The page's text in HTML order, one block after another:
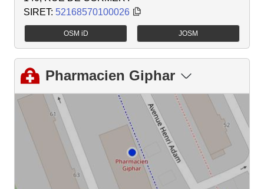
SIRET: 52168570100026
OSM iD JOSM
Pharmacien Giphar